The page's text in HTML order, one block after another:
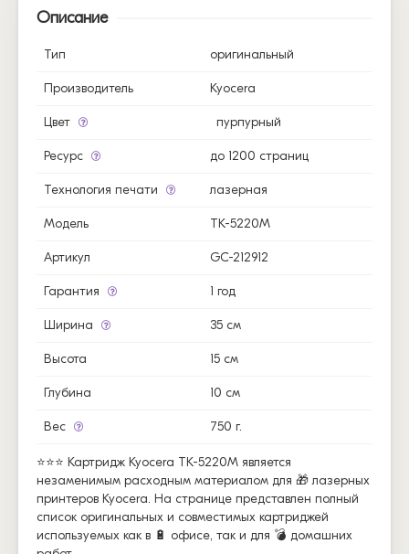
Описание
Тип оригинальный
Производитель Kyocera
Цвет пурпурный
Ресурс до 1200 страниц
Технология печати лазерная
Модель TK-5220M
Артикул GC-212912
Гарантия 1 год
Ширина 35 см
Высота 15 см
Глубина 10 см
Вес 750 г.
⭐⭐⭐ Картридж Kyocera TK-5220M является
незаменимым расходным материалом для 🎁 лазерных
принтеров Kyocera. На странице представлен полный
список оригинальных и совместимых картриджей
используемых как в 🔋 офисе, так и для 💣 домашних